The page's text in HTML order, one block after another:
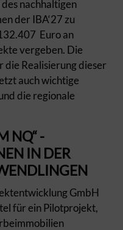
nachhaltigen
der IBA‘27 zu
Euro an
vergeben. Die
die Realisierung dieser
auch wichtige
die regionale
NQ“ -
IN DER
GmbH
für ein Pilotprojekt,